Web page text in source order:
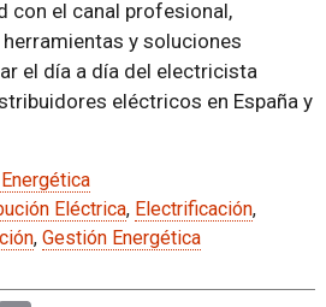
con el canal profesional,
y soluciones
el día a día del electricista
eléctricos en España y
Eléctrica, Electrificación,
, Gestión Energética